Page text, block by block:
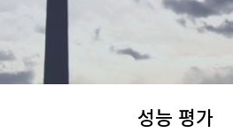
성능 평가